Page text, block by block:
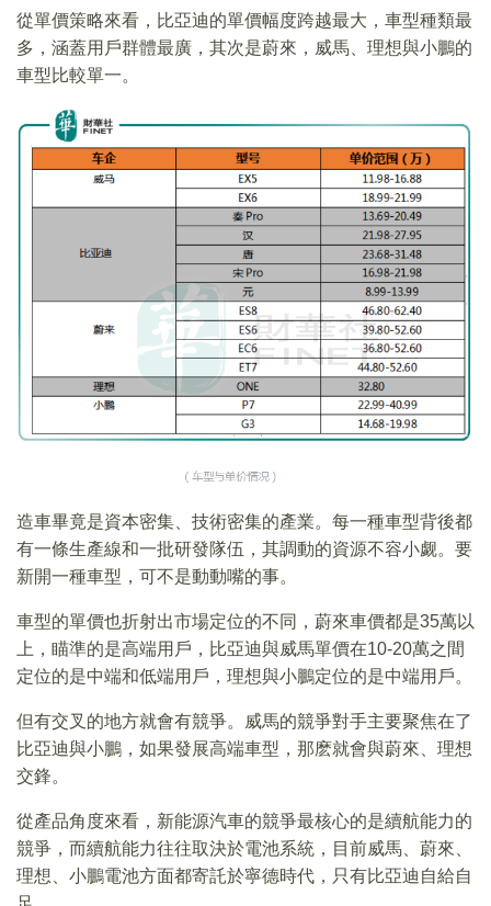
從單價策略來看，比亞迪的單價幅度跨越最大，車型種類最
多，涵蓋用戶群體最廣，其次是蔚來，威馬、理想與小鵬的
車型比較單一。
造車畢竟是資本密集、技術密集的產業。每一種車型背後都
有一條生產線和一批研發隊伍，其調動的資源不容小觑。要
新開一種車型，可不是動動嘴的事。
車型的單價也折射出市場定位的不同，蔚來車價都是35萬以
上，瞄準的是高端用戶，比亞迪與威馬單價在10-20萬之間
定位的是中端和低端用戶，理想與小鵬定位的是中端用戶。
但有交叉的地方就會有競爭。威馬的競爭對手主要聚焦在了
比亞迪與小鵬，如果發展高端車型，那麽就會與蔚來、理想
交鋒。
從產品角度來看，新能源汽車的競爭最核心的是續航能力的
競爭，而續航能力往往取決於電池系統，目前威馬、蔚來、
理想、小鵬電池方面都寄託於寧德時代，只有比亞迪自給自